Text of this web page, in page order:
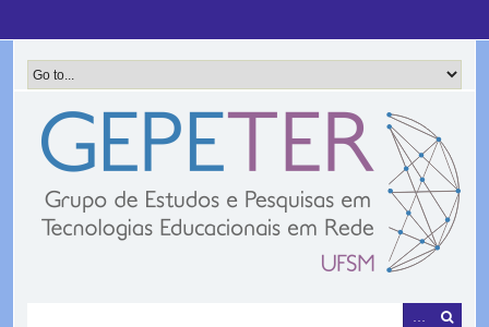
conteúdo
principal